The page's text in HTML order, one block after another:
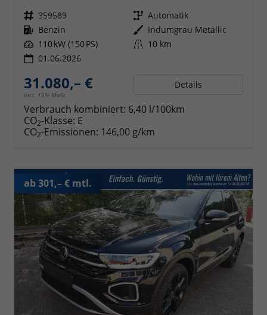
Fahrzeugnr. 359589 Getriebe Automatik
Kraftstoff Benzin Außenfarbe Indumgrau Metallic
Leistung 110 kW (150 PS) Kilometerstand 10 km
01.06.2026
31.080,– €
incl. 19% MwSt.
Details
Verbrauch kombiniert: 6,40 l/100km
CO2-Klasse: E
CO2-Emissionen: 146,00 g/km
ab 301,– € mtl.